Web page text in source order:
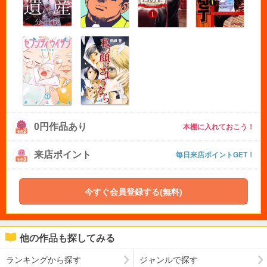
0円作品あり 本棚に入れておこう！
来店ポイント 毎日来店ポイントGET！
今すぐ会員登録する(無料)
他の作品も探してみる
ランキングから探す ジャンルで探す